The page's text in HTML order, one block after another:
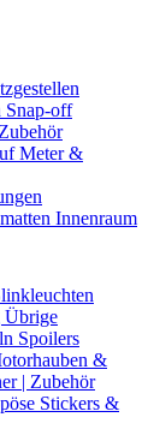
Snap-off
Meter &
Innenraum
Übrige
Spoilers
&
| Zubehör
Stickers &